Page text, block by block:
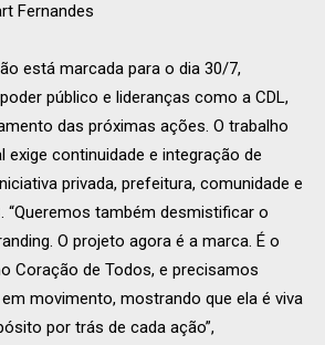
Fernandes
está marcada para o dia 30/7,
público e lideranças como a CDL,
das próximas ações. O trabalho
exige continuidade e integração de
privada, prefeitura, comunidade e
“Queremos também desmistificar o
O projeto agora é a marca. É o
Coração de Todos, e precisamos
movimento, mostrando que ela é viva
por trás de cada ação”,